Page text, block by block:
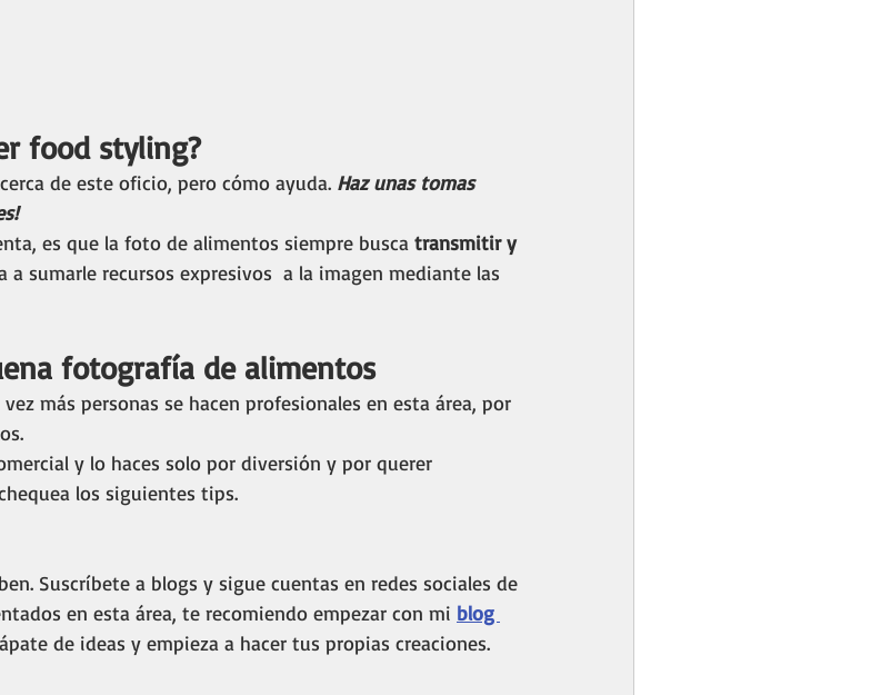
food styling?
de este oficio, pero cómo ayuda. Haz unas tomas
es que la foto de alimentos siempre busca transmitir y
a sumarle recursos expresivos  a la imagen mediante las
fotografía de alimentos
vez más personas se hacen profesionales en esta área, por
y lo haces solo por diversión y por querer
los siguientes tips.
Suscríbete a blogs y sigue cuentas en redes sociales de
en esta área, te recomiendo empezar con mi blog
de ideas y empieza a hacer tus propias creaciones.